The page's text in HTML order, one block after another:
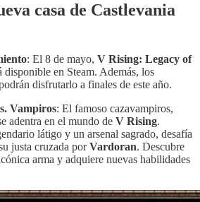
casa de Castlevania
: El 8 de mayo, V Rising: Legacy of
disponible en Steam. Además, los
disfrutarlo a finales de este año.
Vampiros: El famoso cazavampiros,
adentra en el mundo de V Rising.
látigo y un arsenal sagrado, desafía
justa cruzada porVardoran. Descubre
arma y adquiere nuevas habilidades